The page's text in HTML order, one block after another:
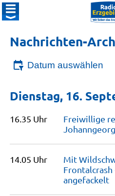
Nachrichten-
Datum auswählen
Dienstag, 16.
16.35 Uhr
Freiwillige
14.05 Uhr
Mit
angefackelt